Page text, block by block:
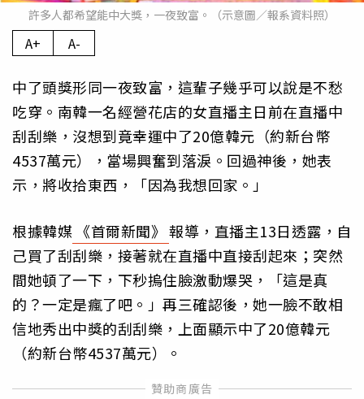
許多人都希望能中大獎，一夜致富。（示意圖／報系資料照）
A+ A-
中了頭獎形同一夜致富，這輩子幾乎可以說是不愁
吃穿。南韓一名經營花店的女直播主日前在直播中
刮刮樂，沒想到竟幸運中了20億韓元（約新台幣
4537萬元），當場興奮到落淚。回過神後，她表
示，將收拾東西，「因為我想回家。」
根據韓媒 《首爾新聞》 報導，直播主13日透露，自
己買了刮刮樂，接著就在直播中直接刮起來；突然
間她頓了一下，下秒摀住臉激動爆哭，「這是真
的？一定是瘋了吧。」再三確認後，她一臉不敢相
信地秀出中獎的刮刮樂，上面顯示中了20億韓元
（約新台幣4537萬元）。